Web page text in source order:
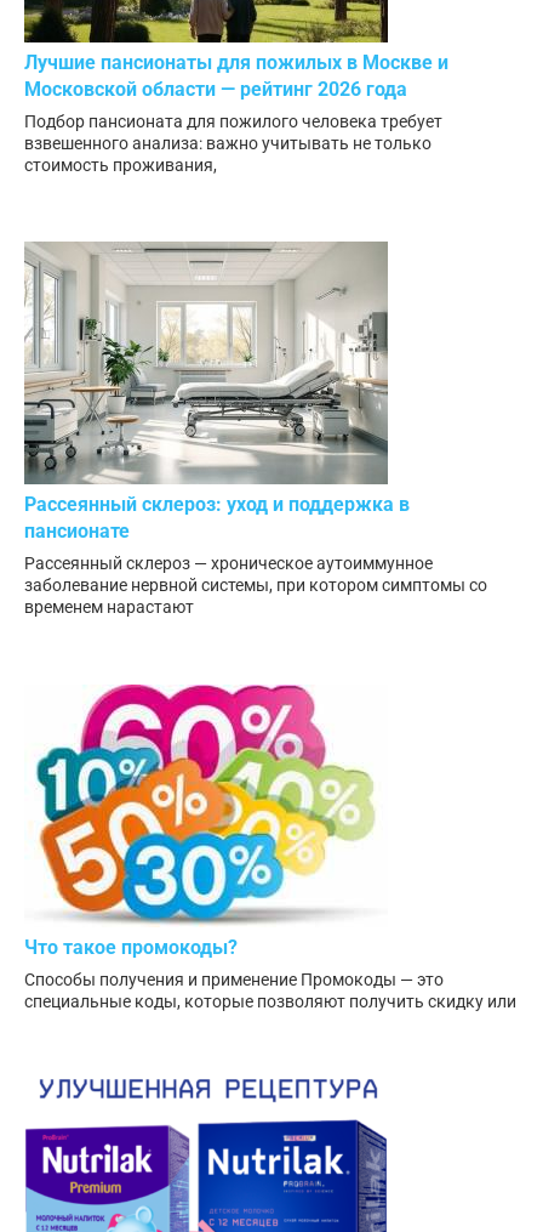
Лучшие пансионаты для пожилых в Москве и
Московской области — рейтинг 2026 года
Подбор пансионата для пожилого человека требует
взвешенного анализа: важно учитывать не только
стоимость проживания,
Рассеянный склероз: уход и поддержка в
пансионате
Рассеянный склероз — хроническое аутоиммунное
заболевание нервной системы, при котором симптомы со
временем нарастают
Что такое промокоды?
Способы получения и применение Промокоды — это
специальные коды, которые позволяют получить скидку или